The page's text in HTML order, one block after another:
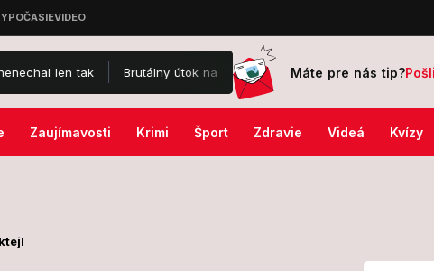
tak Brutálny útok na Jaromíra Soukupa: Skončil v nemocnici a je po
Máte pre nás tip?
Zaujímavosti Krimi Šport Zdravie Videá Kvízy